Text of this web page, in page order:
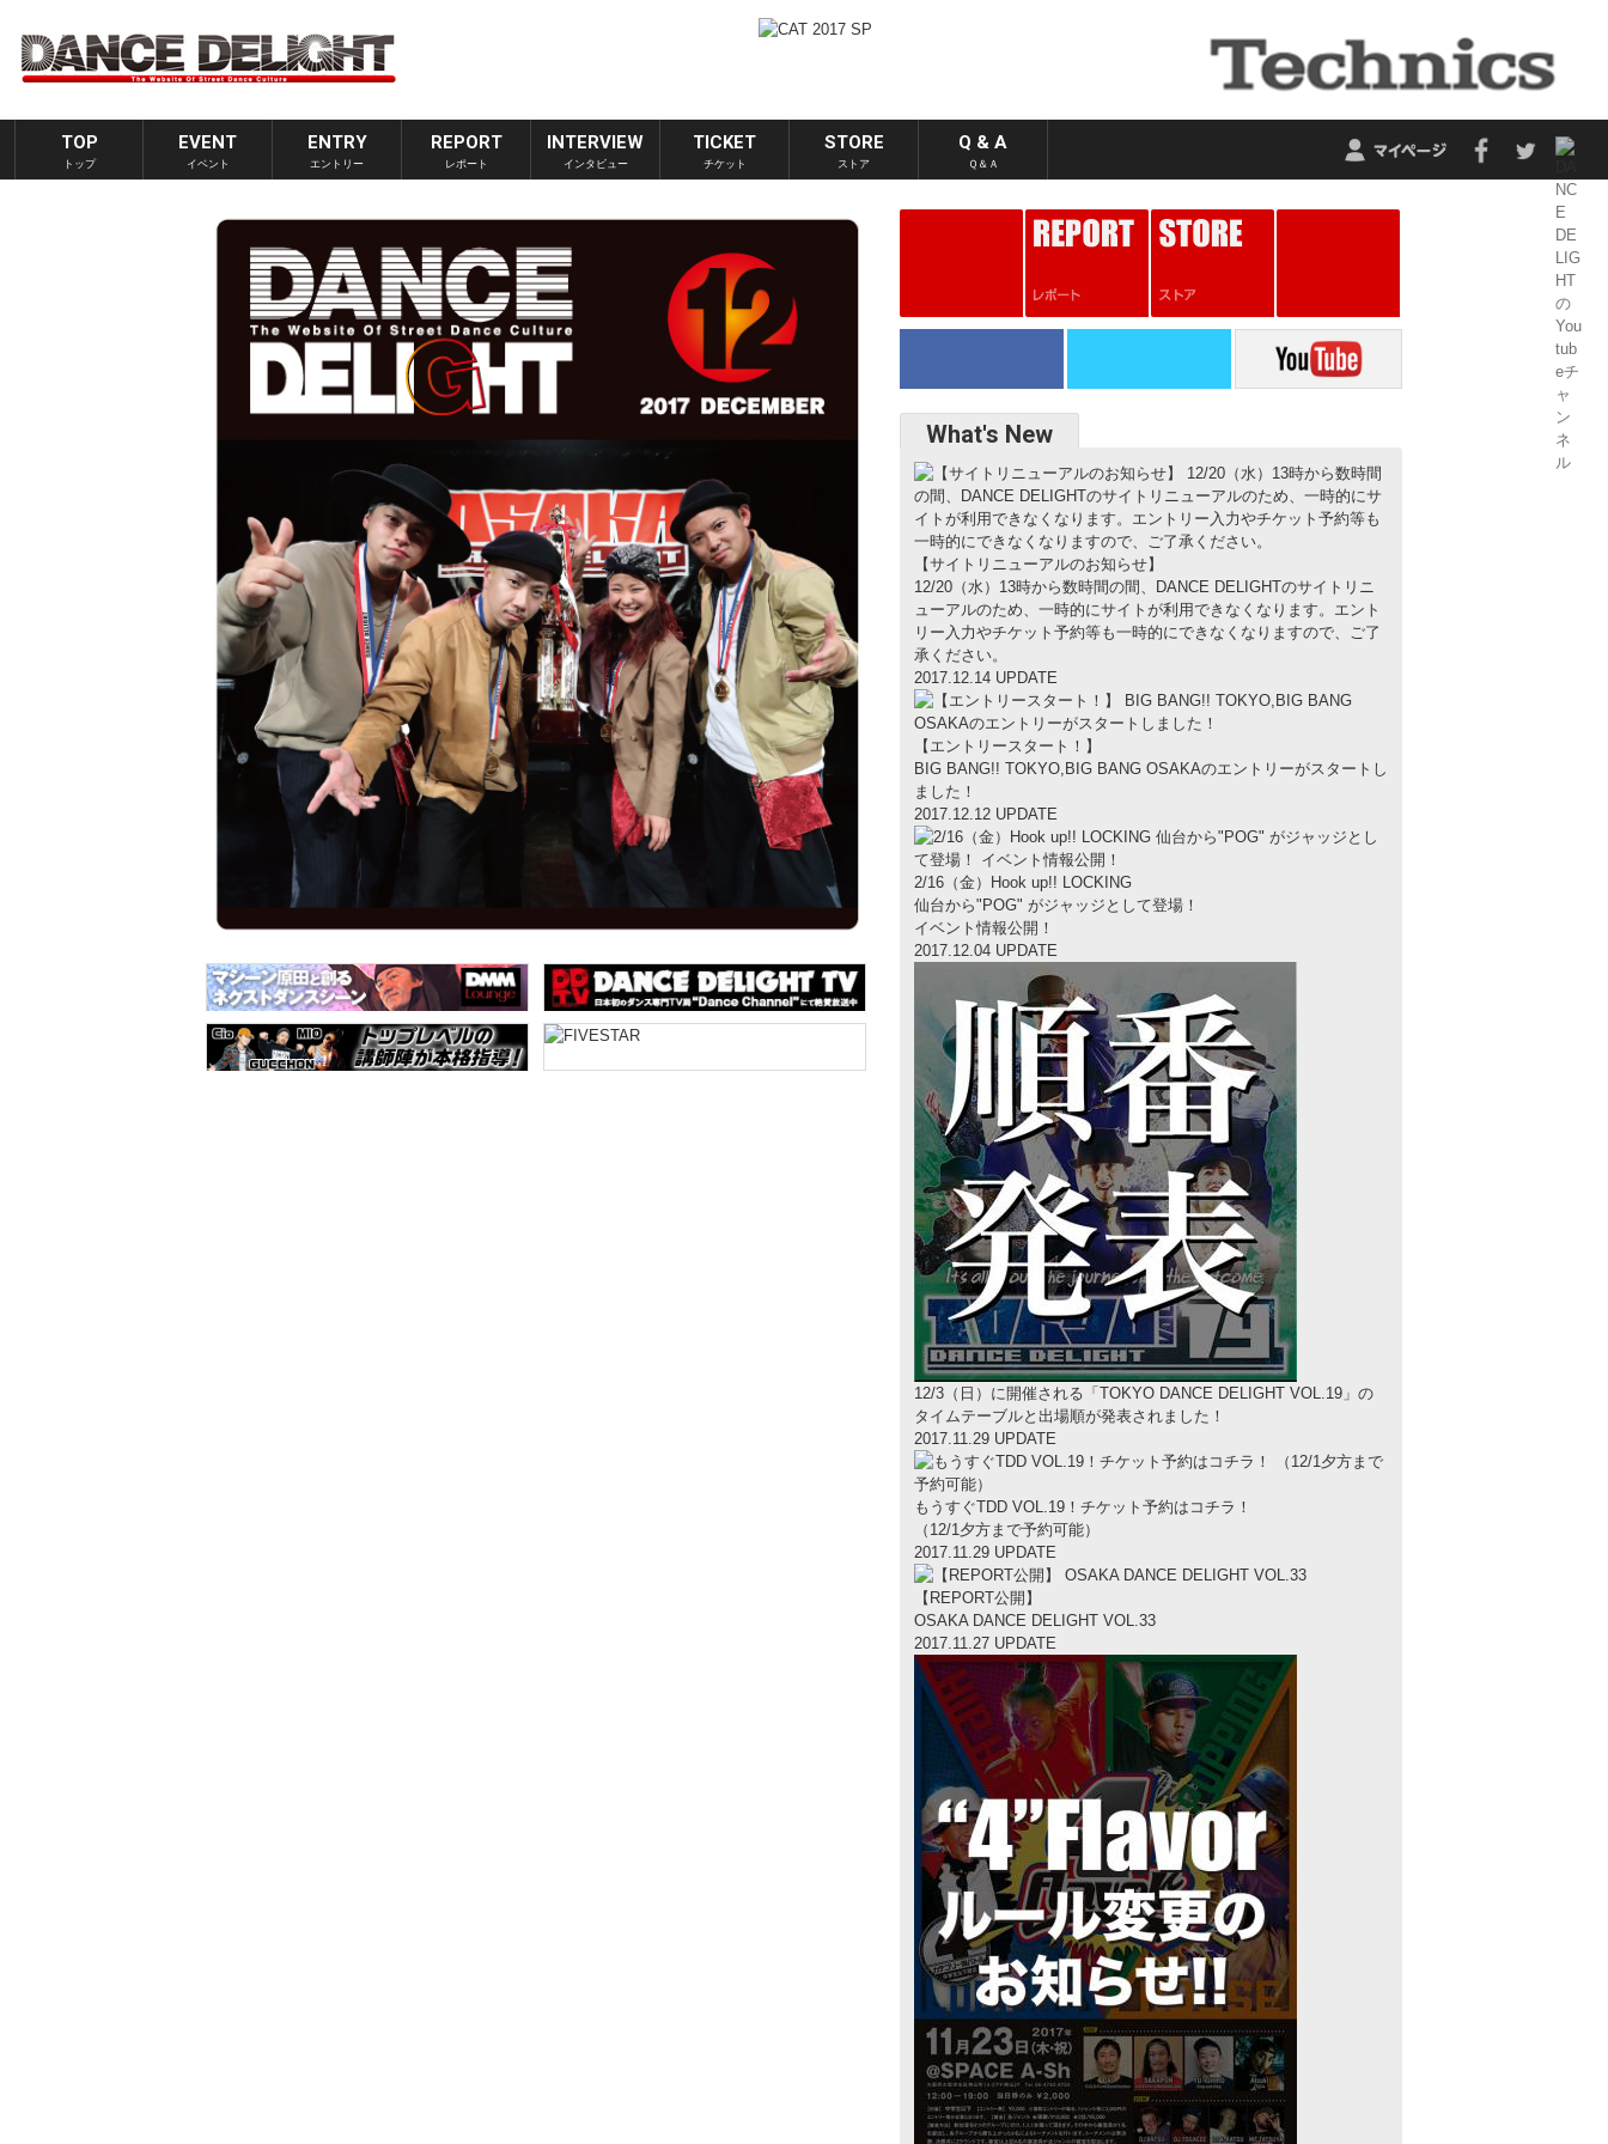
TOP
トップ
EVENT
イベント
ENTRY
エントリー
REPORT
レポート
INTERVIEW
インタビュー
TICKET
チケット
STORE
ストア
Q & A
Ｑ＆Ａ
What's New
【サイトリニューアルのお知らせ】
12/20（水）13時から数時間の間、DANCE DELIGHTのサイトリニ
ューアルのため、一時的にサイトが利用できなくなります。エント
リー入力やチケット予約等も一時的にできなくなりますので、ご了
承ください。
2017.12.14 UPDATE
【エントリースタート！】
BIG BANG!! TOKYO,BIG BANG OSAKAのエントリーがスタートし
ました！
2017.12.12 UPDATE
2/16（金）Hook up!! LOCKING
仙台から"POG" がジャッジとして登場！
イベント情報公開！
2017.12.04 UPDATE
12/3（日）に開催される「TOKYO DANCE DELIGHT VOL.19」の
タイムテーブルと出場順が発表されました！
2017.11.29 UPDATE
もうすぐTDD VOL.19！チケット予約はコチラ！
（12/1夕方まで予約可能）
2017.11.29 UPDATE
【REPORT公開】
OSAKA DANCE DELIGHT VOL.33
2017.11.27 UPDATE